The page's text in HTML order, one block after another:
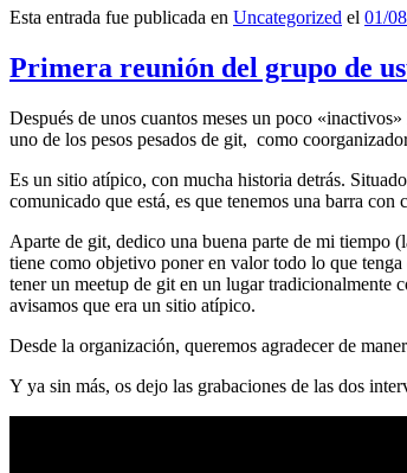
Esta entrada fue publicada en Uncategorized el 01/
Primera reunión del grupo de
Después de unos cuantos meses un poco
uno de los pesos pesados de git, como
Es un sitio atípico, con mucha historia detrás.
comunicado que está, es que tenemos una barra
Aparte de git, dedico una buena parte de mi tiempo
tiene como objetivo poner en valor todo lo que
tener un meetup de git en un lugar tradicionalmente
avisamos que era un sitio atípico.
Desde la organización, queremos agradecer de
Y ya sin más, os dejo las grabaciones de las dos